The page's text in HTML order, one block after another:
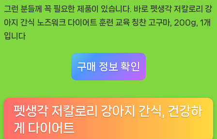
추
천
그런 분들께 꼭 필요한 제품이 있습니다. 바로 펫생각 저칼로리 강
아지 간식 노즈워크 다이어트 훈련 교육 칭찬 고구마, 200g, 1개
입니다
구매 정보 확인
펫생각 저칼로리 강아지 간식, 건강하
게 다이어트